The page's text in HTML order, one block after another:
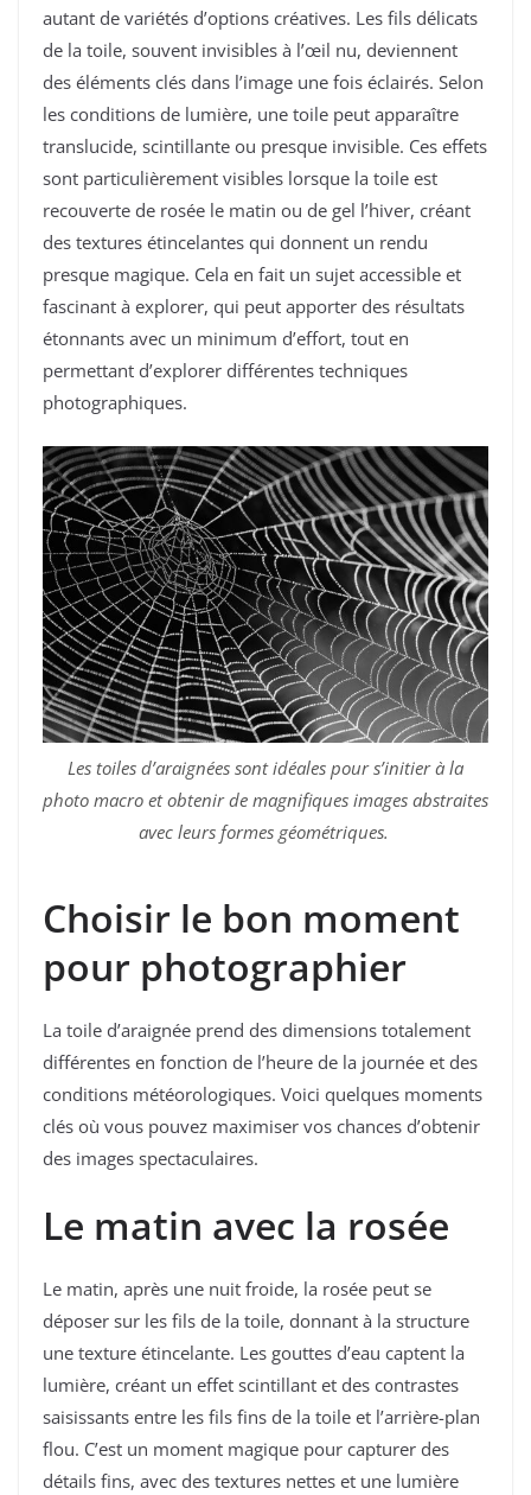
autant de variétés d’options créatives. Les fils délicats
de la toile, souvent invisibles à l’œil nu, deviennent
des éléments clés dans l’image une fois éclairés. Selon
les conditions de lumière, une toile peut apparaître
translucide, scintillante ou presque invisible. Ces effets
sont particulièrement visibles lorsque la toile est
recouverte de rosée le matin ou de gel l’hiver, créant
des textures étincelantes qui donnent un rendu
presque magique. Cela en fait un sujet accessible et
fascinant à explorer, qui peut apporter des résultats
étonnants avec un minimum d’effort, tout en
permettant d’explorer différentes techniques
photographiques.
Les toiles d’araignées sont idéales pour s’initier à la
photo macro et obtenir de magnifiques images abstraites
avec leurs formes géométriques.
Choisir le bon moment
pour photographier
La toile d’araignée prend des dimensions totalement
différentes en fonction de l’heure de la journée et des
conditions météorologiques. Voici quelques moments
clés où vous pouvez maximiser vos chances d’obtenir
des images spectaculaires.
Le matin avec la rosée
Le matin, après une nuit froide, la rosée peut se
déposer sur les fils de la toile, donnant à la structure
une texture étincelante. Les gouttes d’eau captent la
lumière, créant un effet scintillant et des contrastes
saisissants entre les fils fins de la toile et l’arrière-plan
flou. C’est un moment magique pour capturer des
détails fins, avec des textures nettes et une lumière